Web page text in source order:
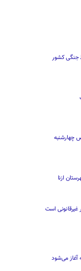
جنگی کشور
چهارشنبه
ازنا
غیرقانونی است
آغاز می‌شود